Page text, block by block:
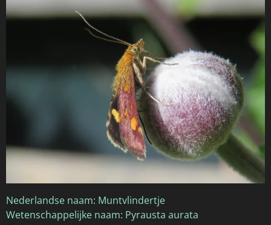
Nederlandse naam: Muntvlindertje
Wetenschappelijke naam: Pyrausta aurata